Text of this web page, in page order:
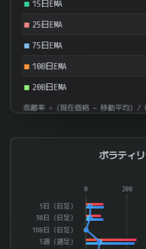
15日EMA
25日EMA
75日EMA
100日EMA
200日EMA
乖離率 = (現在価格 − 移動平均) /
Combination chart with 4
The chart has 1 X axis
The chart has 2 Y axes
5日（日足）
30日（日足）
180日（日足）
5週（週足）
0 200
ボラティ